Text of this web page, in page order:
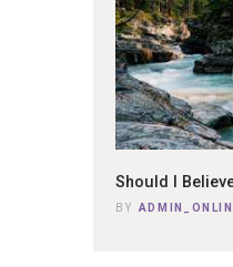
Should I
BY